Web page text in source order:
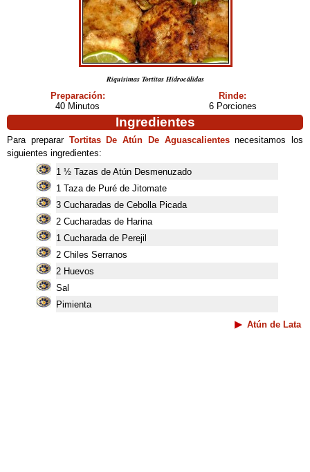
Riquísimas Tortitas Hidrocálidas
Preparación:
40 Minutos
Rinde:
6 Porciones
Ingredientes
Para preparar Tortitas De Atún De Aguascalientesnecesitamos los
siguientes ingredientes:
1 ½ Tazas de Atún Desmenuzado
1 Taza de Puré de Jitomate
3 Cucharadas de Cebolla Picada
2 Cucharadas de Harina
1 Cucharada de Perejil
2 Chiles Serranos
2 Huevos
Sal
Pimienta
Atún de Lata